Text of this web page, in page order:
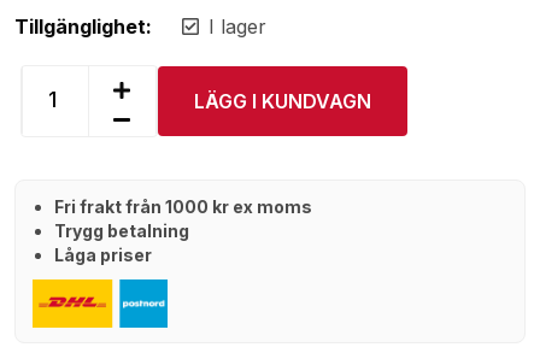
Tillgänglighet: I lager
LÄGG I KUNDVAGN
Fri frakt från 1000 kr ex moms
Trygg betalning
Låga priser